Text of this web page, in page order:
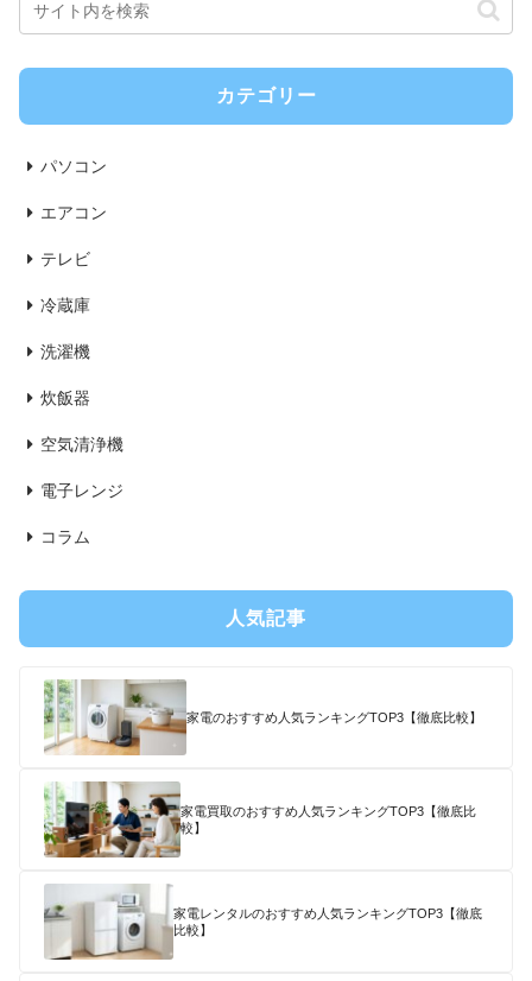
カテゴリー
パソコン
エアコン
テレビ
冷蔵庫
洗濯機
炊飯器
空気清浄機
電子レンジ
コラム
人気記事
家電のおすすめ人気ランキングTOP3【徹底比較】
家電買取のおすすめ人気ランキングTOP3【徹底比
較】
家電レンタルのおすすめ人気ランキングTOP3【徹底
比較】